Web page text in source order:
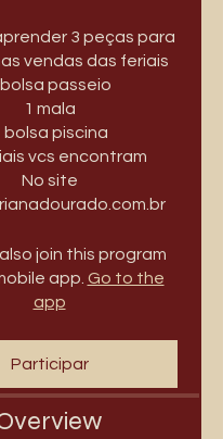
3 peças para
vendas das feriais
bolsa passeio
1 mala
bolsa piscina
vcs encontram
No site
join this program
app. Go to the
app
Participar